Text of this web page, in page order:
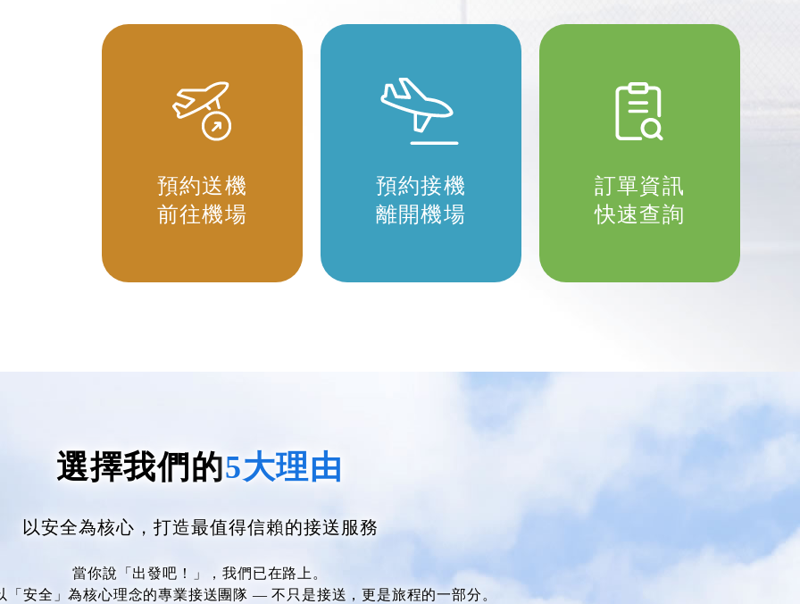
預約送機
前往機場
預約接機
離開機場
訂單資訊
快速查詢
選擇我們的5大理由
以安全為核心，打造最值得信賴的接送服務
當你說「出發吧！」，我們已在路上。
「安全」為核心理念的專業接送團隊 — 不只是接送，更是旅程的一部分。